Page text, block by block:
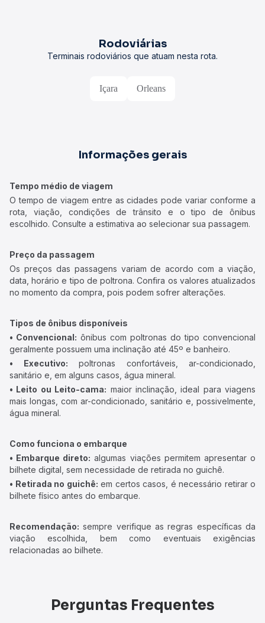
Rodoviárias
Terminais rodoviários que atuam nesta rota.
Içara Orleans
Informações gerais
Tempo médio de viagem
O tempo de viagem entre as cidades pode variar conforme a
rota, viação, condições de trânsito e o tipo de ônibus
escolhido. Consulte a estimativa ao selecionar sua passagem.
Preço da passagem
Os preços das passagens variam de acordo com a viação,
data, horário e tipo de poltrona. Confira os valores atualizados
no momento da compra, pois podem sofrer alterações.
Tipos de ônibus disponíveis
• Convencional: ônibus com poltronas do tipo convencional
geralmente possuem uma inclinação até 45º e banheiro.
• Executivo: poltronas confortáveis, ar-condicionado,
sanitário e, em alguns casos, água mineral.
• Leito ou Leito-cama: maior inclinação, ideal para viagens
mais longas, com ar-condicionado, sanitário e, possivelmente,
água mineral.
Como funciona o embarque
• Embarque direto: algumas viações permitem apresentar o
bilhete digital, sem necessidade de retirada no guichê.
• Retirada no guichê: em certos casos, é necessário retirar o
bilhete físico antes do embarque.
Recomendação: sempre verifique as regras específicas da
viação escolhida, bem como eventuais exigências
relacionadas ao bilhete.
Perguntas Frequentes